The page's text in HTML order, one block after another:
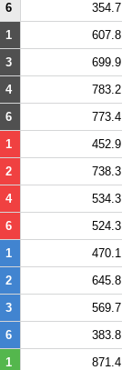
6 354.7
1 607.8
3 699.9
4 783.2
6 773.4
1 452.9
2 738.3
4 534.3
6 524.3
1 470.1
2 645.8
3 569.7
6 383.8
1 871.4